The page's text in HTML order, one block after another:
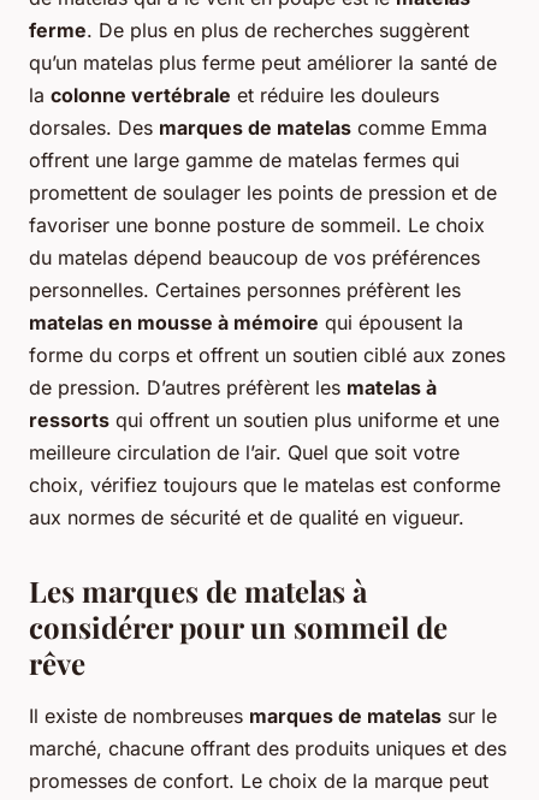
ferme. De plus en plus de recherches suggèrent
qu’un matelas plus ferme peut améliorer la santé de
la colonne vertébrale et réduire les douleurs
dorsales. Des marques de matelas comme Emma
offrent une large gamme de matelas fermes qui
promettent de soulager les points de pression et de
favoriser une bonne posture de sommeil. Le choix
du matelas dépend beaucoup de vos préférences
personnelles. Certaines personnes préfèrent les
matelas en mousse à mémoire qui épousent la
forme du corps et offrent un soutien ciblé aux zones
de pression. D’autres préfèrent les matelas à
ressorts qui offrent un soutien plus uniforme et une
meilleure circulation de l’air. Quel que soit votre
choix, vérifiez toujours que le matelas est conforme
aux normes de sécurité et de qualité en vigueur.
Les marques de matelas à
considérer pour un sommeil de
rêve
Il existe de nombreuses marques de matelas sur le
marché, chacune offrant des produits uniques et des
promesses de confort. Le choix de la marque peut